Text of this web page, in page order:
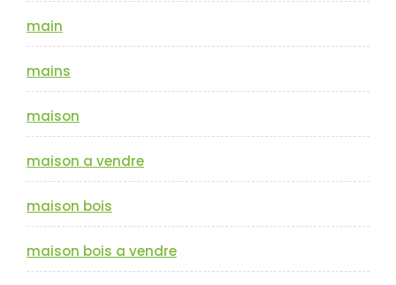
main
mains
maison
maison a vendre
maison bois
maison bois a vendre